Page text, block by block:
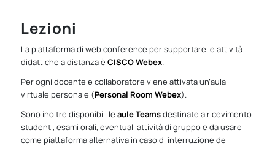
Lezioni
La piattaforma di web conference per supportare le attività
didattiche a distanza è CISCO Webex.
Per ogni docente e collaboratore viene attivata un’aula
virtuale personale (Personal Room Webex).
Sono inoltre disponibili le aule Teamsdestinate a ricevimento
studenti, esami orali, eventuali attività di gruppo e da usare
come piattaforma alternativa in caso di interruzione del